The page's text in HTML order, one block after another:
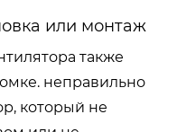
или монтаж
также
неправильно
который не